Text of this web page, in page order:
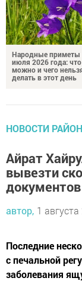
Народные приметы
июля 2026 года: что
можно и чего
делать в этот день
НОВОСТИ
Айрат
вывезти
автор, 1
Последние
с печальной
заболевания